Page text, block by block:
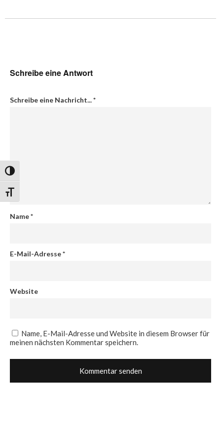
Umschalten auf hohe Kontraste
Schrift vergrößern
Schreibe eine Antwort
Schreibe eine Nachricht...*
Name*
E-Mail-Adresse*
Website
Name, E-Mail-Adresse und Website in diesem Browser für
meinen nächsten Kommentar speichern.